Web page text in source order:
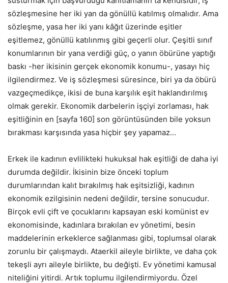
sözleşmesine her iki yan da gönüllü katılmış olmalıdır. Ama
sözleşme, yasa her iki yanı kâğıt üzerinde eşitler
eşitlemez, gönüllü katılınmış gibi geçerli olur. Çeşitli sınıf
konumlarının bir yana verdiği güç, o yanın öbürüne yaptığı
baskı -her ikisinin gerçek ekonomik konumu-, yasayı hiç
ilgilendirmez. Ve iş sözleşmesi süresince, biri ya da öbürü
vazgeçmedikçe, ikisi de buna karşılık eşit haklandırılmış
olmak gerekir. Ekonomik darbelerin işçiyi zorlaması, hak
eşitliğinin en [sayfa 160] son görüntüsünden bile yoksun
bırakması karşısında yasa hiçbir şey yapamaz…
Erkek ile kadının evlilikteki hukuksal hak eşitliği de daha iyi
durumda değildir. İkisinin bize önceki toplum
durumlarından kalıt bırakılmış hak eşitsizliği, kadının
ekonomik ezilgisinin nedeni değildir, tersine sonucudur.
Birçok evli çift ve çocuklarını kapsayan eski komünist ev
ekonomisinde, kadınlara bırakılan ev yönetimi, besin
maddelerinin erkeklerce sağlanması gibi, toplumsal olarak
zorunlu bir çalışmaydı. Ataerkil aileyle birlikte, ve daha çok
tekeşli ayrı aileyle birlikte, bu değişti. Ev yönetimi kamusal
niteliğini yitirdi. Artık toplumu ilgilendirmiyordu. Özel